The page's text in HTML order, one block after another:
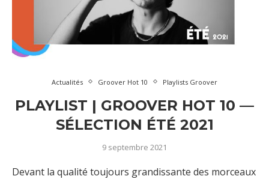
Actualités Groover Hot 10 Playlists Groover
PLAYLIST | GROOVER HOT 10 —
SÉLECTION ÉTÉ 2021
9 septembre 2021
Devant la qualité toujours grandissante des morceaux